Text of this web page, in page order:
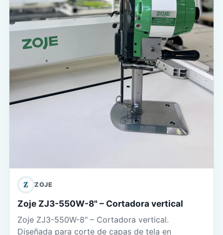
Z ZOJE
Zoje ZJ3-550W-8" – Cortadora vertical
Zoje ZJ3-550W-8" – Cortadora vertical.
Diseñada para corte de capas de tela en